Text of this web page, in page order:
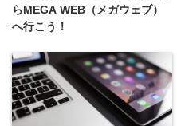
らMEGA WEB（メガウェブ）
へ行こう！